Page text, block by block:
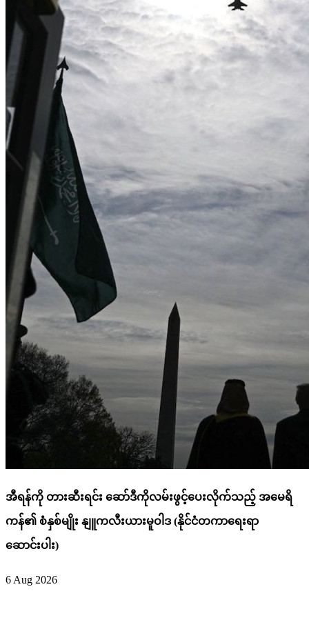
အီရန်ကို တားဆီးရင်း ဆော်ဒီကိုလမ်းဖွင့်ပေးလိုက်သည့် အမေရိ
ကန်၏ စံနှစ်မျိုး နျူကလီးယားမူဝါဒ (နိုင်ငံတကာရေးရာ
ဆောင်းပါး)
6 Aug 2026